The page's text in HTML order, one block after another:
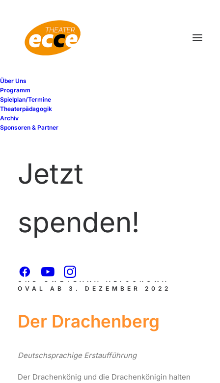
Über Uns
Programm
Spielplan/Termine
Theaterpädagogik
Archiv
Sponsoren & Partner
Jetzt
spenden!
VON NATALJA NISCHEGORODZEWA
UND SWETLANA ALFJOROWA –
OVAL AB 3. DEZEMBER 2022
Der Drachenberg
Deutschsprachige Erstaufführung
Der Drachenkönig und die Drachenkönigin halten